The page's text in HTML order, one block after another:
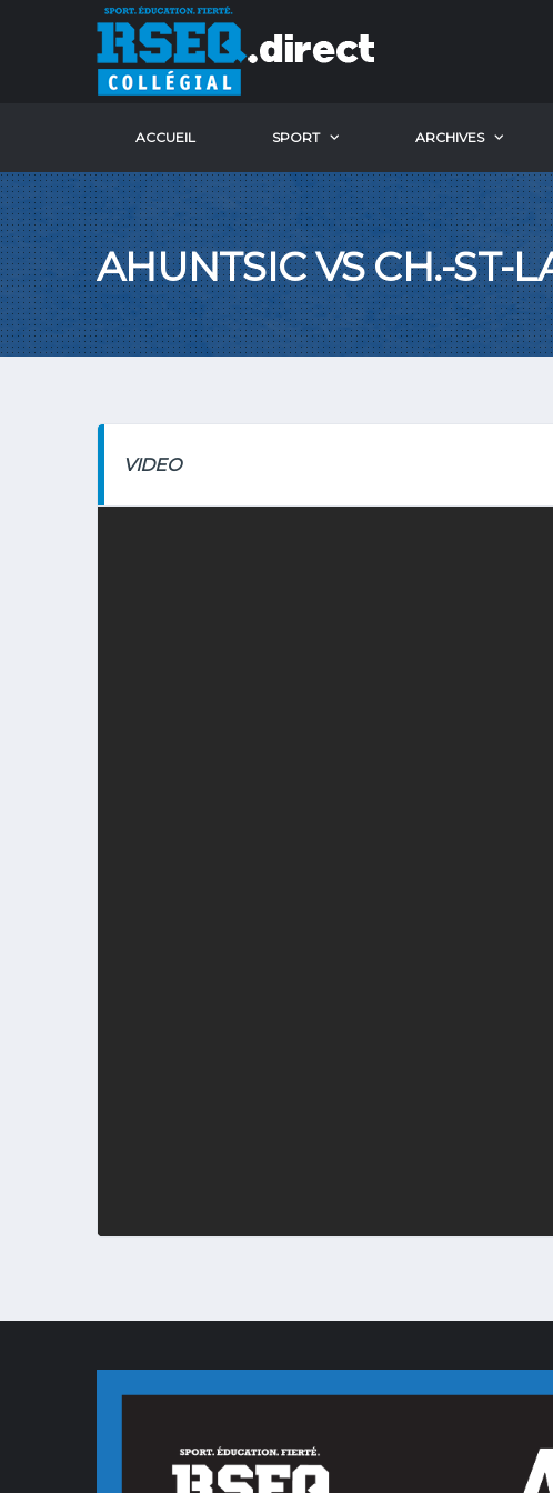
ACCUEIL SPORT ARCHIVES
AHUNTSIC VS CH.-ST-
VIDEO